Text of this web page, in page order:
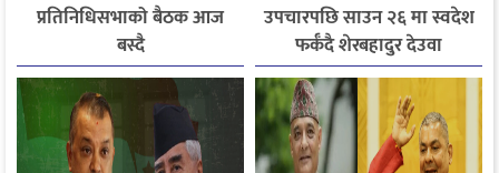
प्रतिनिधिसभाको बैठक आज
बस्दै
उपचारपछि साउन २६ मा स्वदेश
फर्कँदै शेरबहादुर देउवा